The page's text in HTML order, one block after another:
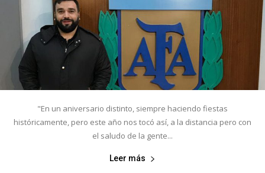
"En un aniversario distinto, siempre haciendo fiestas
históricamente, pero este año nos tocó así, a la distancia pero con
el saludo de la gente...
Leer más